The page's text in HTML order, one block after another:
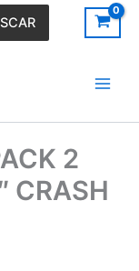
2
CRASH